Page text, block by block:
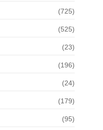
(725)
(525)
(23)
(196)
(24)
(179)
(95)